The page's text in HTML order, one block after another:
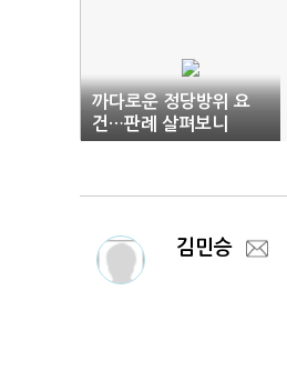
까다로운 정당방위 요
건…판례 살펴보니
김민승